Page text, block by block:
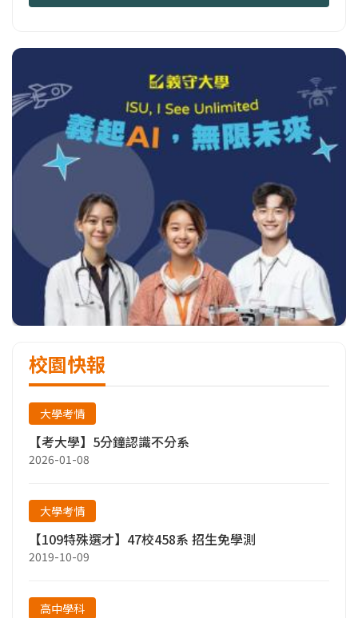
校園快報
大學考情
【考大學】5分鐘認識不分系
2026-01-08
大學考情
【109特殊選才】47校458系 招生免學測
2019-10-09
高中學科